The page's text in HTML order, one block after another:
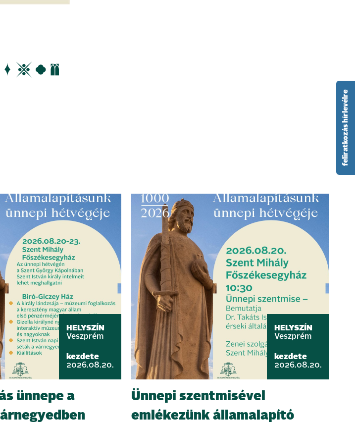
HELYSZÍN
Veszprém
kezdete
2026.08.20.
ünnepe a
HELYSZÍN
Veszprém
kezdete
2026.08.20.
Ünnepi szentmisével
emlékezünk államalapító
feliratkozás hírlevélre